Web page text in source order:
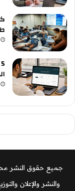
جميع حقوق النشر
والنشر والإعلان